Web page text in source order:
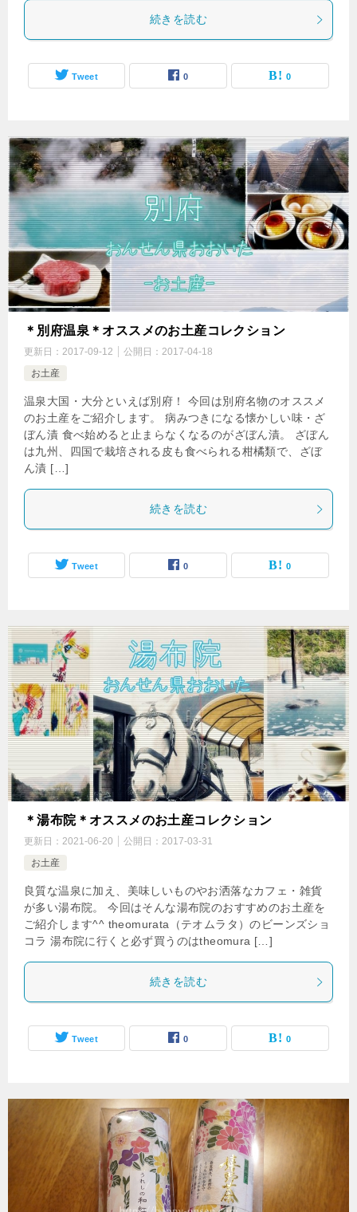
続きを読む
Tweet 0 0
＊別府温泉＊オススメのお土産コレクション
更新日： 2017-09-12 公開日： 2017-04-18
お土産
温泉大国・大分といえば別府！ 今回は別府名物のオススメ
のお土産をご紹介します。 病みつきになる懐かしい味・ざ
ぼん漬 食べ始めると止まらなくなるのがざぼん漬。 ざぼん
は九州、四国で栽培される皮も食べられる柑橘類で、ざぼ
ん漬 […]
続きを読む
Tweet 0 0
＊湯布院＊オススメのお土産コレクション
更新日： 2021-06-20 公開日： 2017-03-31
お土産
良質な温泉に加え、美味しいものやお洒落なカフェ・雑貨
が多い湯布院。 今回はそんな湯布院のおすすめのお土産を
ご紹介します^^ theomurata（テオムラタ）のビーンズショ
コラ 湯布院に行くと必ず買うのはtheomura […]
続きを読む
Tweet 0 0